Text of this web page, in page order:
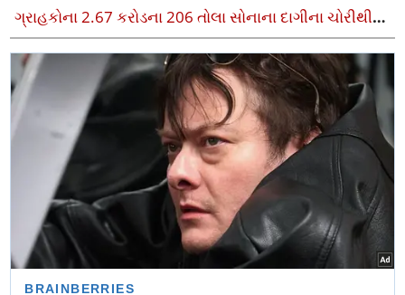
ગ્રાહકોના 2.67 કરોડના 206 તોલા સોનાના દાગીના ચોરીથી
શહેરમાં ખડભળાટ